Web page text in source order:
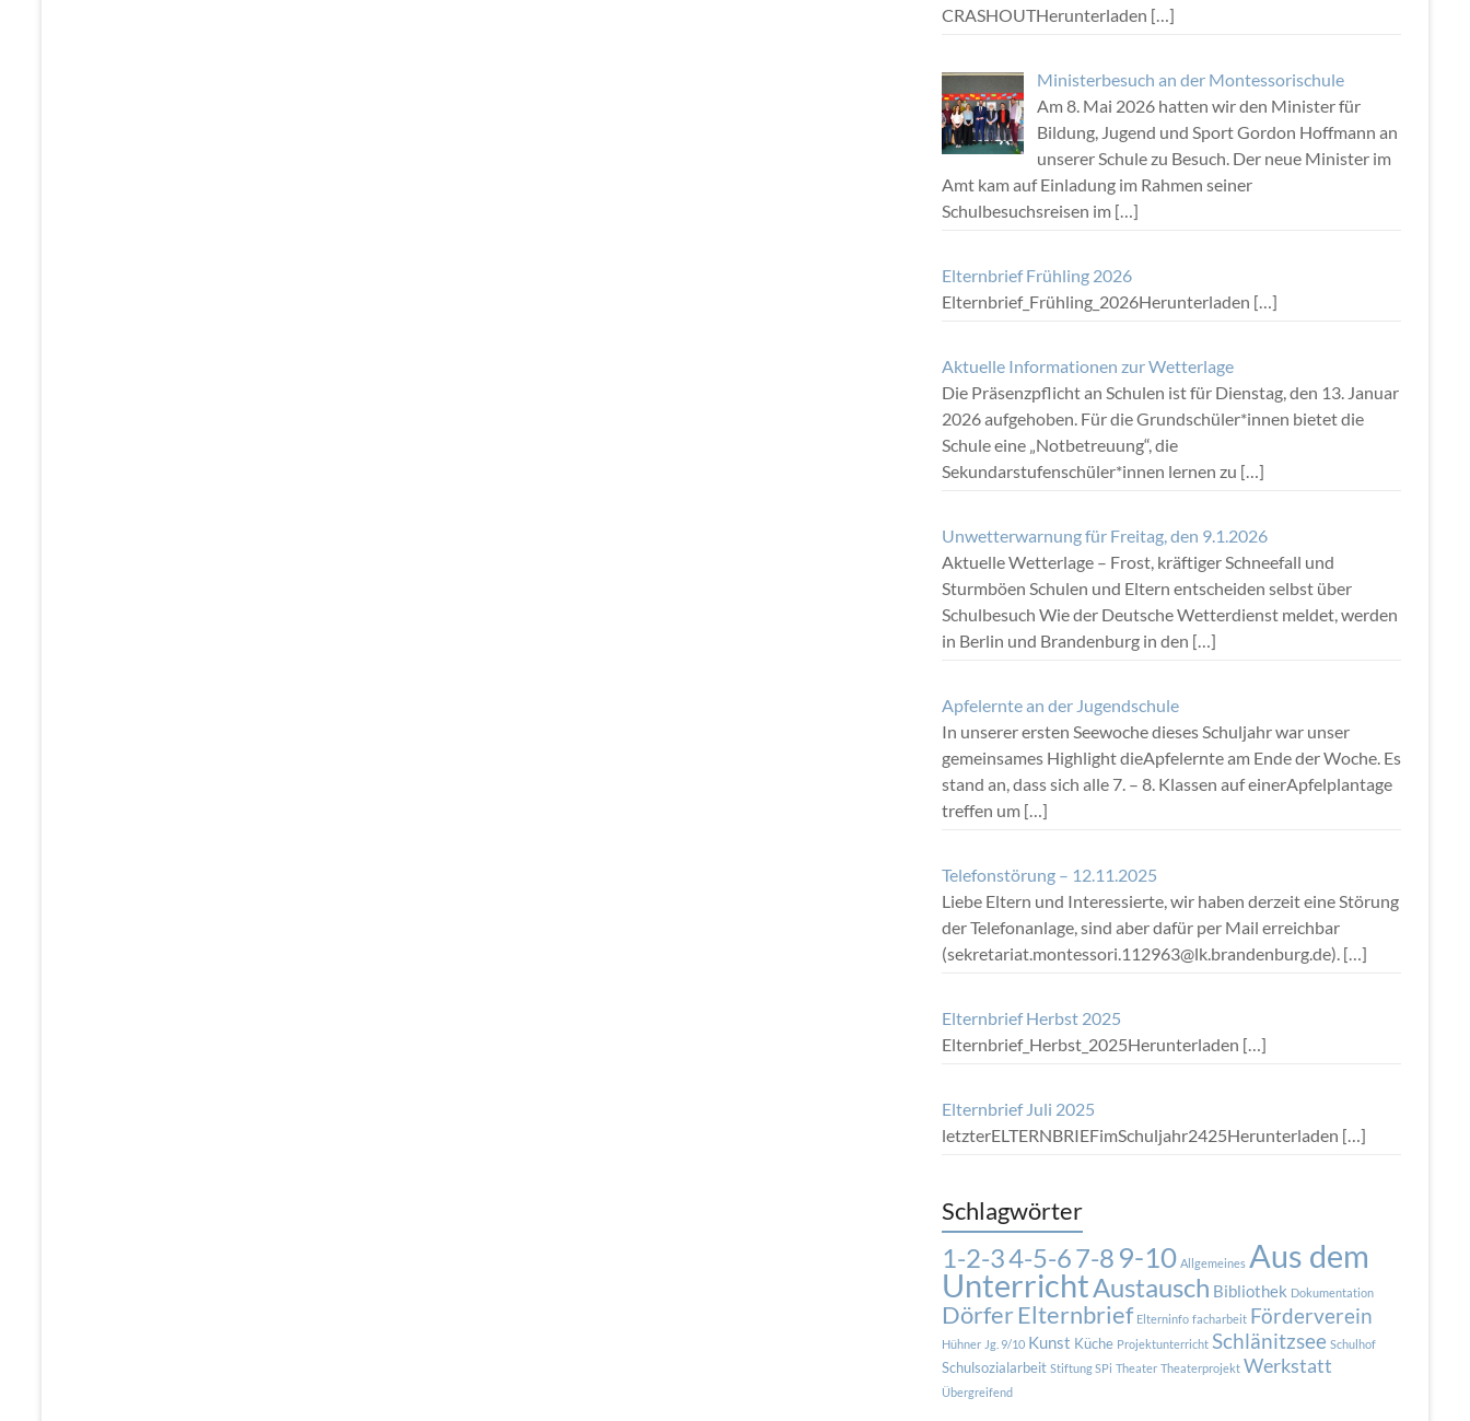
CRASHOUTHerunterladen […]
Ministerbesuch an der Montessorischule
Am 8. Mai 2026 hatten wir den Minister für
Bildung, Jugend und Sport Gordon Hoffmann an
unserer Schule zu Besuch. Der neue Minister im
Amt kam auf Einladung im Rahmen seiner
Schulbesuchsreisen im […]
Elternbrief Frühling 2026
Elternbrief_Frühling_2026Herunterladen […]
Aktuelle Informationen zur Wetterlage
Die Präsenzpflicht an Schulen ist für Dienstag, den 13. Januar
2026 aufgehoben. Für die Grundschüler*innen bietet die
Schule eine „Notbetreuung“, die
Sekundarstufenschüler*innen lernen zu […]
Unwetterwarnung für Freitag, den 9.1.2026
Aktuelle Wetterlage – Frost, kräftiger Schneefall und
Sturmböen Schulen und Eltern entscheiden selbst über
Schulbesuch Wie der Deutsche Wetterdienst meldet, werden
in Berlin und Brandenburg in den […]
Apfelernte an der Jugendschule
In unserer ersten Seewoche dieses Schuljahr war unser
gemeinsames Highlight dieApfelernte am Ende der Woche. Es
stand an, dass sich alle 7. – 8. Klassen auf einerApfelplantage
treffen um […]
Telefonstörung – 12.11.2025
Liebe Eltern und Interessierte, wir haben derzeit eine Störung
der Telefonanlage, sind aber dafür per Mail erreichbar
(sekretariat.montessori.112963@lk.brandenburg.de). […]
Elternbrief Herbst 2025
Elternbrief_Herbst_2025Herunterladen […]
Elternbrief Juli 2025
letzterELTERNBRIEFimSchuljahr2425Herunterladen […]
Schlagwörter
1-2-34-5-67-8 9-10 Allgemeines Aus dem
UnterrichtAustausch Bibliothek Dokumentation
DörferElternbrief Elterninfo facharbeit Förderverein
Hühner Jg. 9/10 Kunst Küche Projektunterricht Schlänitzsee Schulhof
Schulsozialarbeit Stiftung SPi Theater Theaterprojekt Werkstatt
Übergreifend